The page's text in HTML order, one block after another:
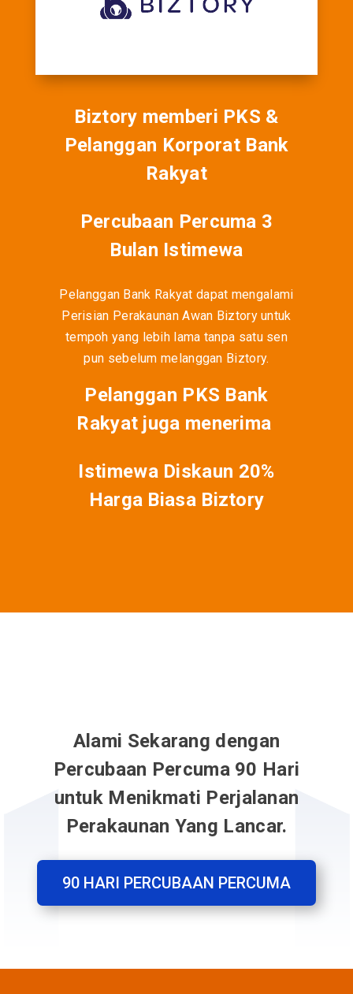
Biztory memberi PKS &
Pelanggan Korporat Bank
Rakyat
Percubaan Percuma 3
Bulan Istimewa
Pelanggan Bank Rakyat dapat mengalami
Perisian Perakaunan Awan Biztory untuk
tempoh yang lebih lama tanpa satu sen
pun sebelum melanggan Biztory.
Pelanggan PKS Bank
Rakyat juga menerima
Istimewa Diskaun 20%
Harga Biasa Biztory
Alami Sekarang dengan
Percubaan Percuma 90 Hari
untuk Menikmati Perjalanan
Perakaunan Yang Lancar.
90 HARI PERCUBAAN PERCUMA